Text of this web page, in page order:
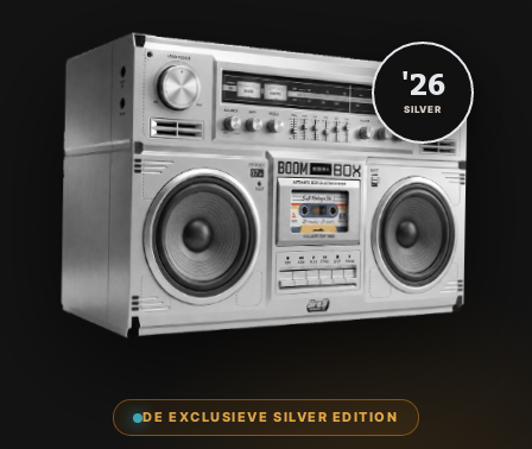
DE EXCLUSIEVE SILVER EDITION
'26
SILVER